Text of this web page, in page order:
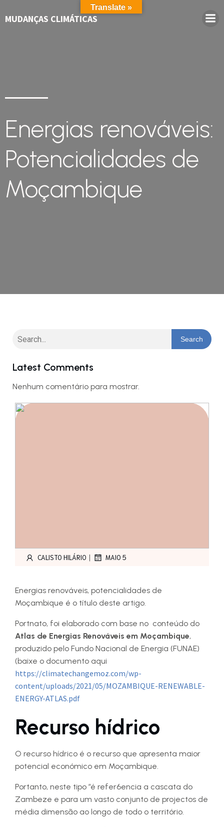
MUDANÇAS CLIMÁTICAS
Energias renováveis:
Potencialidades de
Moçambique
Search
Latest Comments
Nenhum comentário para mostrar.
CALISTO HILÁRIO | MAIO 5
Energias renováveis, potencialidades de
Moçambique é o título deste artigo.
Portnato, foi elaborado com base no conteúdo do
Atlas de Energias Renováveis em Moçambique,
produzido pelo Fundo Nacional de Energia (FUNAE)
(baixe o documento aqui
https://climatechangemoz.com/wp-
content/uploads/2021/05/MOZAMBIQUE-RENEWABLE-
ENERGY-ATLAS.pdf
Recurso hídrico
O recurso hídrico é o recurso que apresenta maior
potencial económico em Moçambique.
Portanto, neste tipo ”é refer6encia a cascata do
Zambeze e para um vasto conjunto de projectos de
média dimensão ao longo de todo o território.
Translate »